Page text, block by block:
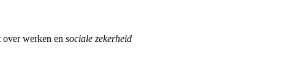
over werken en sociale zekerheid